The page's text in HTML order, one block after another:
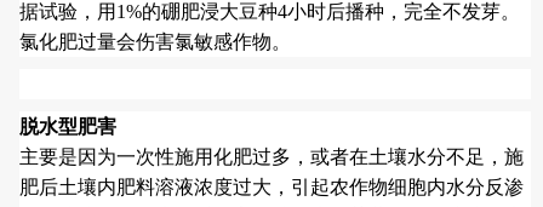
据试验，用1%的硼肥浸大豆种4小时后播种，完全不发芽。
氯化肥过量会伤害氯敏感作物。
脱水型肥害
主要是因为一次性施用化肥过多，或者在土壤水分不足，施
肥后土壤内肥料溶液浓度过大，引起农作物细胞内水分反渗